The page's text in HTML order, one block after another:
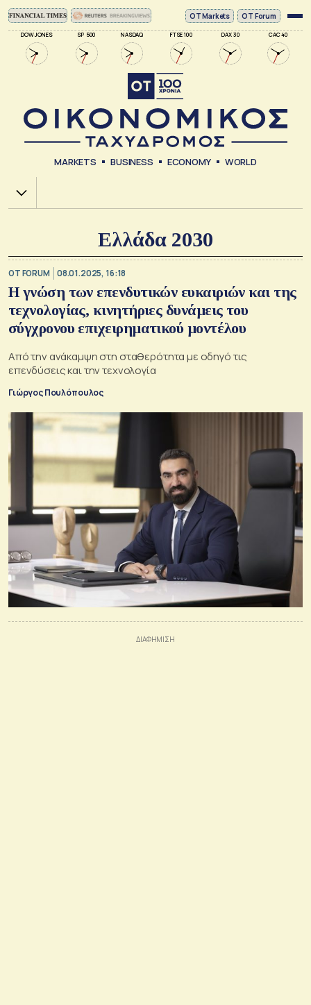
DOW JONES SP 500 NASDAQ FTSE 100 DAX 30 CAC 40
ΟΤ Markets OT Forum
MARKETS BUSINESS ECONOMY WORLD
Χ.Α.
Ελλάδα 2030
OT FORUM 08.01.2025, 16:18
Η γνώση των επενδυτικών ευκαιριών και της
τεχνολογίας, κινητήριες δυνάμεις του
σύγχρονου επιχειρηματικού μοντέλου
Από την ανάκαμψη στη σταθερότητα με οδηγό τις
επενδύσεις και την τεχνολογία
Γιώργος Πουλόπουλος